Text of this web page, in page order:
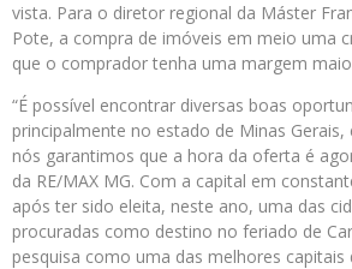
vista. Para o diretor regional da Máster
Pote, a compra de imóveis em meio uma
que o comprador tenha uma margem
“É possível encontrar diversas boas
principalmente no estado de Minas
nós garantimos que a hora da oferta é
da RE/MAX MG. Com a capital em
após ter sido eleita, neste ano, uma das
procuradas como destino no feriado de
pesquisa como uma das melhores capitais